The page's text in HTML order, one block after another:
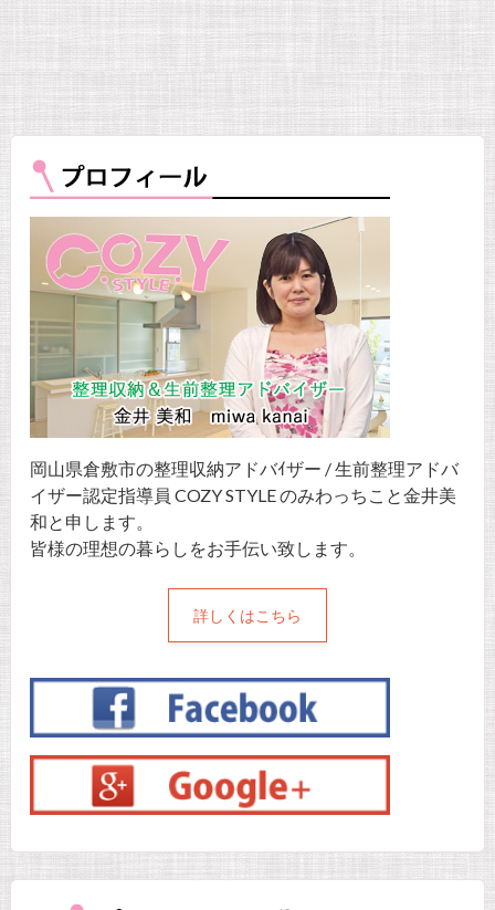
岡山県倉敷市の整理収納アドバｲザー / 生前整理アドバ
イザー認定指導員 COZY STYLE のみわっちこと金井美
和と申します。
皆様の理想の暮らしをお手伝い致します。
詳しくはこちら